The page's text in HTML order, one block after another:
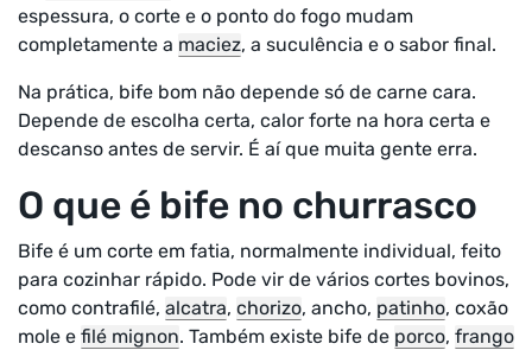
espessura, o corte e o ponto do fogo mudam
completamente a maciez, a suculência e o sabor final.
Na prática, bife bom não depende só de carne cara.
Depende de escolha certa, calor forte na hora certa e
descanso antes de servir. É aí que muita gente erra.
O que é bife no churrasco
Bife é um corte em fatia, normalmente individual, feito
para cozinhar rápido. Pode vir de vários cortes bovinos,
como contrafilé, alcatra, chorizo, ancho, patinho, coxão
mole e filé mignon. Também existe bife de porco, frango